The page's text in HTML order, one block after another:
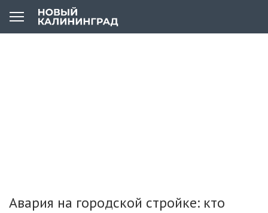
Авария на городской стройке: кто